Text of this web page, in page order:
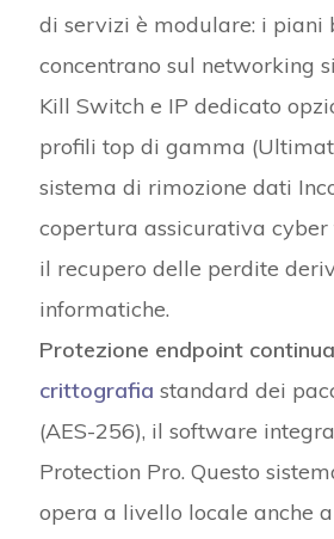
di servizi è modulare: i piani
concentrano sul networking
Kill Switch e IP dedicato
profili top di gamma
sistema di rimozione dati
copertura assicurativa cyber
il recupero delle perdite
informatiche.
Protezione endpoint
crittografia standard dei
(AES-256), il software
Protection Pro. Questo
opera a livello locale anche